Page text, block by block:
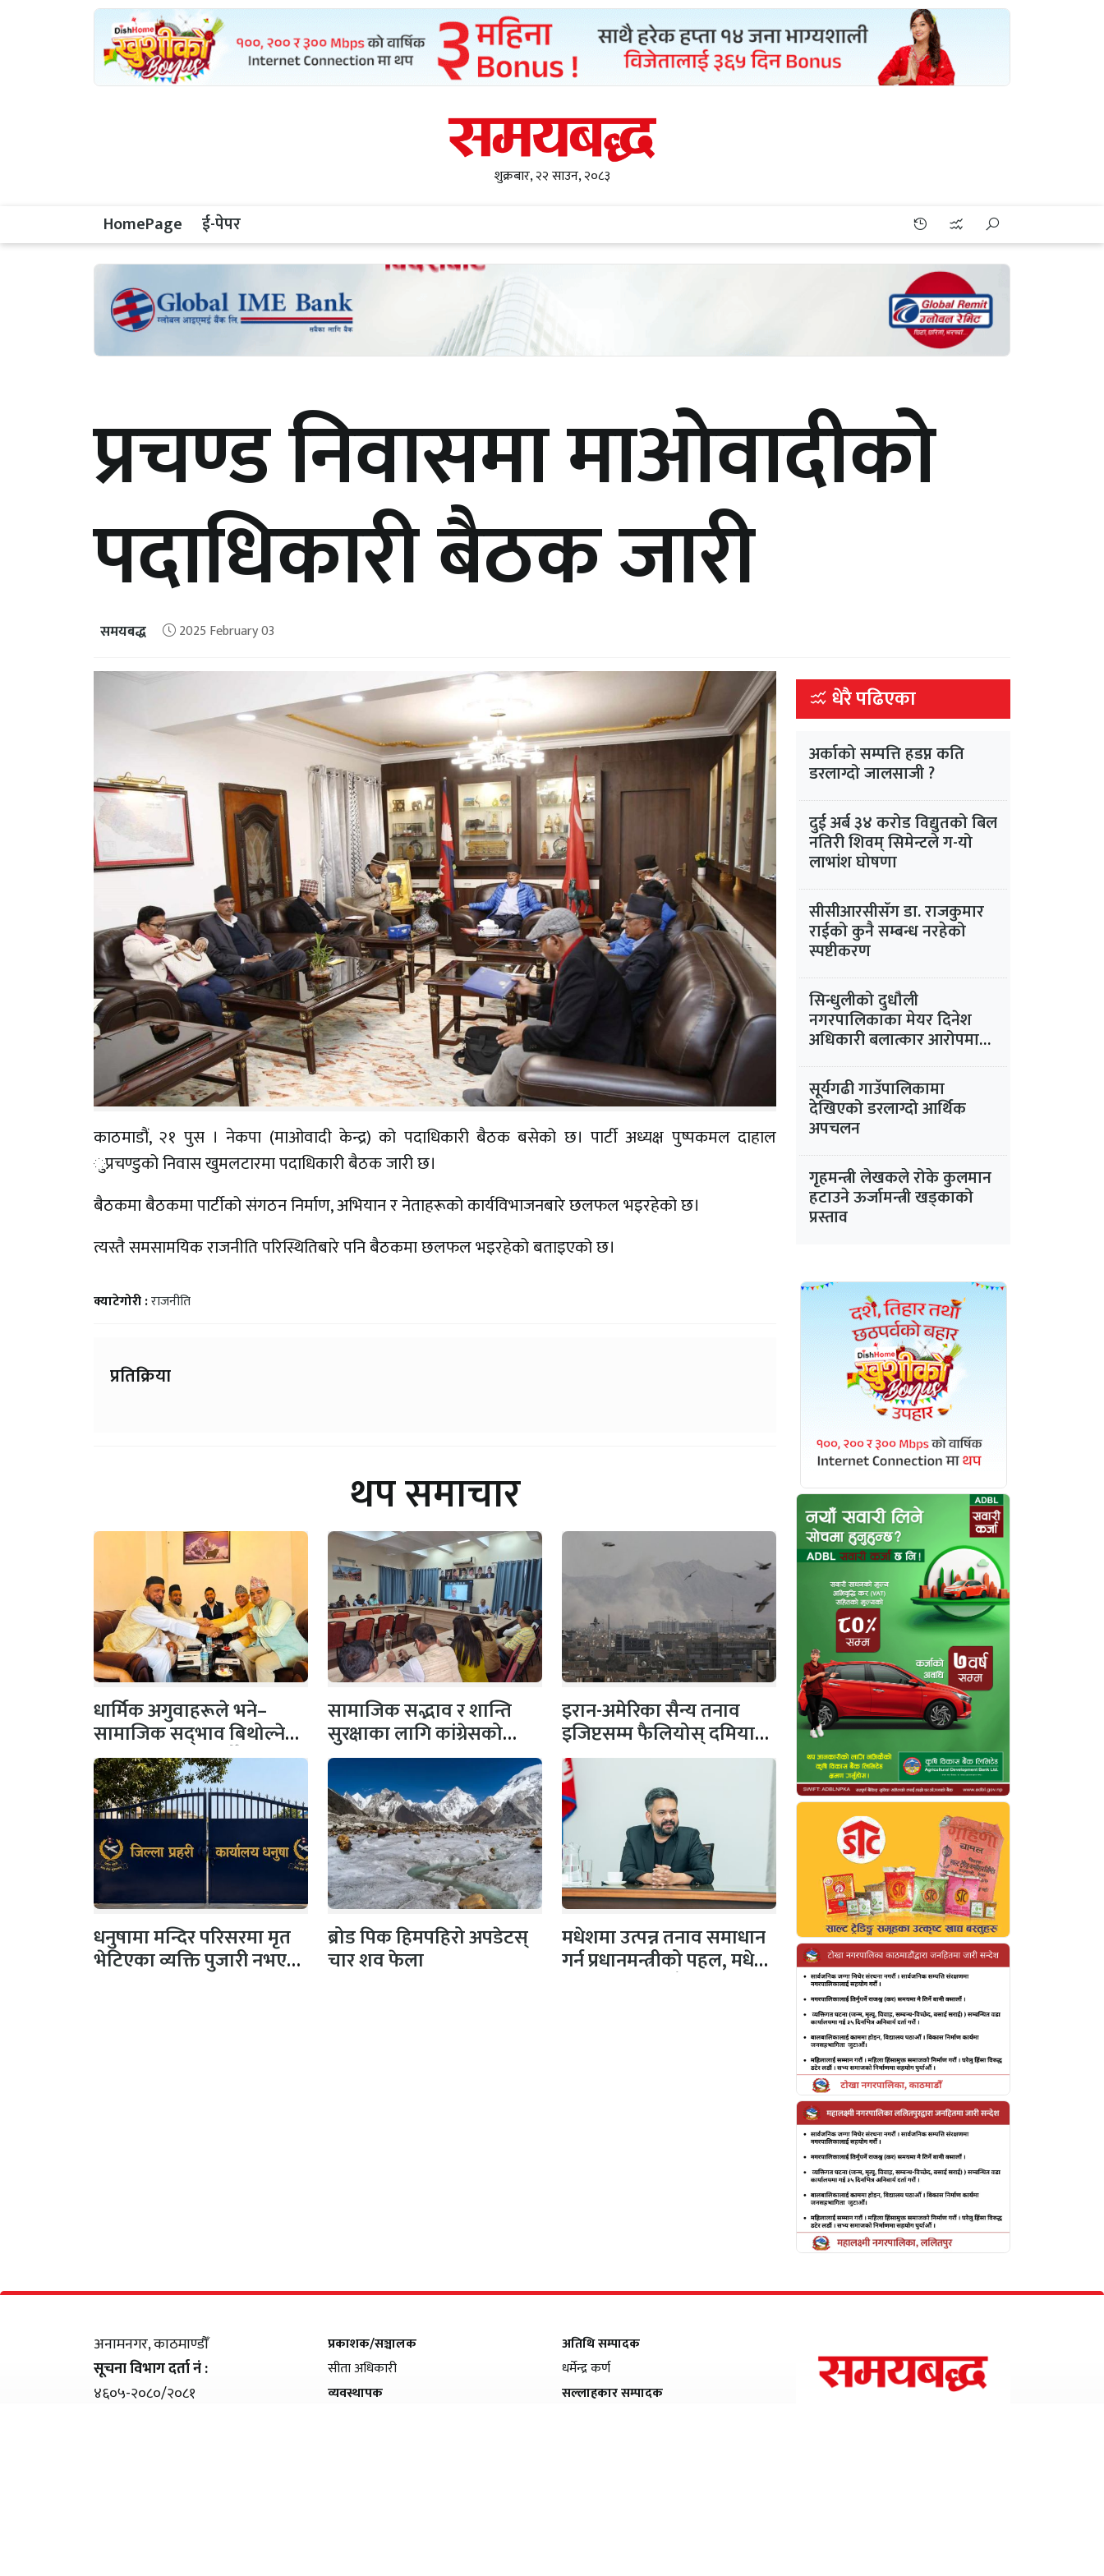
शुक्रबार, २२ साउन, २०८३
HomePage ई-पेपर
प्रचण्ड निवासमा माओवादीको
पदाधिकारी बैठक जारी
समयबद्ध 2025 February 03
काठमाडौं, २१ पुस । नेकपा (माओवादी केन्द्र) को पदाधिकारी बैठक बसेको छ। पार्टी अध्यक्ष पुष्पकमल दाहाल
ुप्रचण्डुको निवास खुमलटारमा पदाधिकारी बैठक जारी छ।
बैठकमा बैठकमा पार्टीको संगठन निर्माण, अभियान र नेताहरूको कार्यविभाजनबारे छलफल भइरहेको छ।
त्यस्तै समसामयिक राजनीति परिस्थितिबारे पनि बैठकमा छलफल भइरहेको बताइएको छ।
क्याटेगोरी :राजनीति
प्रतिक्रिया
थप समाचार
धार्मिक अगुवाहरूले भने–
सामाजिक सद्‌भाव बिथोल्ने
कार्यमा संलग्न नहोऔँ
सामाजिक सद्भाव र शान्ति
सुरक्षाका लागि कांग्रेसको
पहल, सभापति गगन…
इरान-अमेरिका सैन्य तनाव
इजिप्टसम्म फैलियोस् दमियाता
बन्दरगाहमा दुई ग्यास
ट्याङ्करमा…
धनुषामा मन्दिर परिसरमा मृत
भेटिएका व्यक्ति पुजारी नभएको
प्रहरीको स्पष्टिकरण
ब्रोड पिक हिमपहिरो अपडेटस्
चार शव फेला
मधेशमा उत्पन्न तनाव समाधान
गर्न प्रधानमन्त्रीको पहल, मधेशी
दलका नेताहरूसँग…
धेरै पढिएका
अर्काको सम्पत्ति हडप्न कति
डरलाग्दो जालसाजी ?
दुई अर्ब ३४ करोड विद्युतको बिल
नतिरी शिवम् सिमेन्टले ग-यो
लाभांश घोषणा
सीसीआरसीसँग डा. राजकुमार
राईको कुनै सम्बन्ध नरहेको
स्पष्टीकरण
सिन्धुलीको दुधौली
नगरपालिकाका मेयर दिनेश
अधिकारी बलात्कार आरोपमा
फरार
सूर्यगढी गाउँपालिकामा
देखिएको डरलाग्दो आर्थिक
अपचलन
गृहमन्त्री लेखकले रोके कुलमान
हटाउने ऊर्जामन्त्री खड्काको
प्रस्ताव
अनामनगर, काठमाण्डौँ
सूचना विभाग दर्ता नं :
४६०५-२०८०/२०८१
प्रकाशक/सञ्चालक
सीता अधिकारी
व्यवस्थापक
अतिथि सम्पादक
धर्मेन्द्र कर्ण
सल्लाहकार सम्पादक